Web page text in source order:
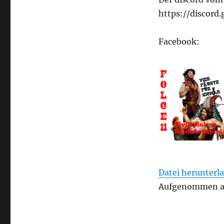
https://
Facebook:
Datei
Aufgenommen